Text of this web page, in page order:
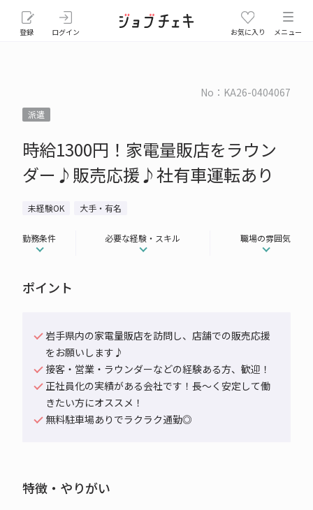
登録 ログイン お気に入り メニュー
No：KA26-0404067
派遣
時給1300円！家電量販店をラウン
ダー♪販売応援♪社有車運転あり
未経験OK 大手・有名
勤務条件 必要な経験・スキル 職場の雰囲気
ポイント
岩手県内の家電量販店を訪問し、店舗での販売応援
をお願いします♪
接客・営業・ラウンダーなどの経験ある方、歓迎！
正社員化の実績がある会社です！長～く安定して働
きたい方にオススメ！
無料駐車場ありでラクラク通勤◎
特徴・やりがい